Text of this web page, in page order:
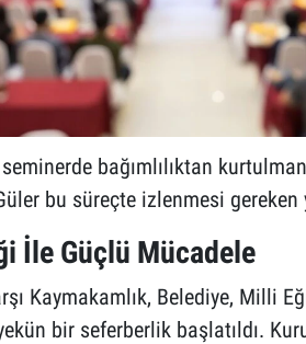
bağımlılıktan
bu süreçte izlenmesi
İle Güçlü Mücadele
Kaymakamlık, Belediye, Milli
bir seferberlik başlatıldı.